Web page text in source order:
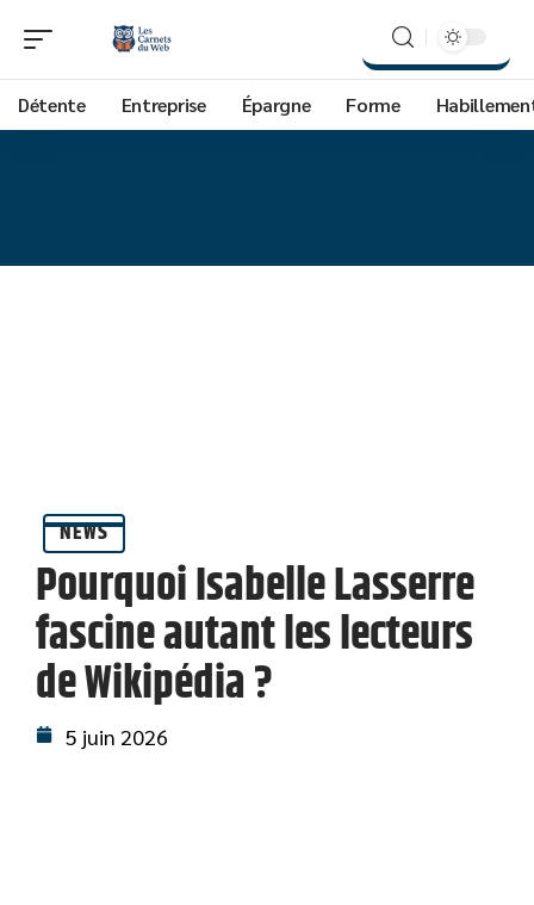
Détente Entreprise Épargne Forme
NEWS
Pourquoi Isabelle Lasserre
fascine autant les lecteurs
de Wikipédia ?
5 juin 2026